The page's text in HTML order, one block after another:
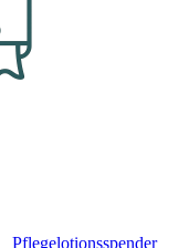
Pflegelotionsspender